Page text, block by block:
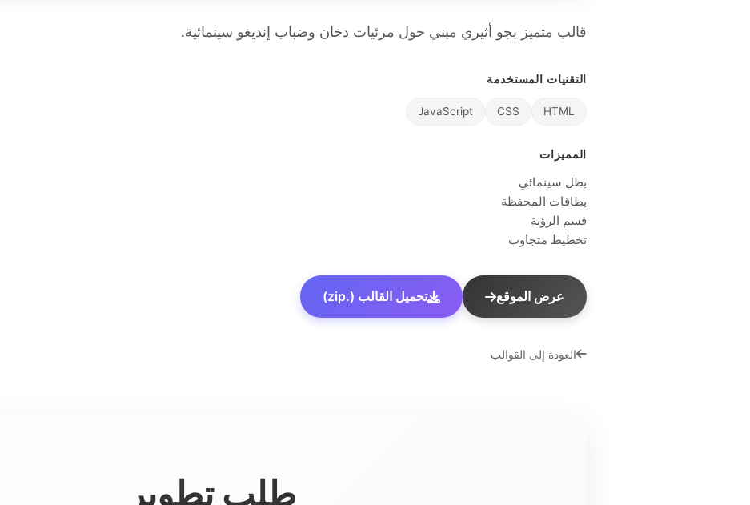
قالب متميز بجو أثيري مبني حول مرئيات دخان وضباب إنديغو سينمائية.
التقنيات المستخدمة
HTML
CSS
JavaScript
المميزات
بطل سينمائي
بطاقات المحفظة
قسم الرؤية
تخطيط متجاوب
عرض الموقع تحميل القالب (.zip)
العودة إلى القوالب
طلب تطوير